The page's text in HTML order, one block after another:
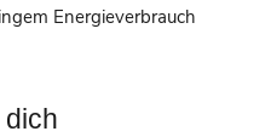
Energieverbrauch